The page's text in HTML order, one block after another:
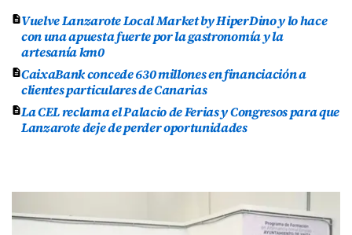
Vuelve Lanzarote Local Market by HiperDino y lo hace
con una apuesta fuerte por la gastronomía y la
artesanía km0
CaixaBank concede 630 millones en financiación a
clientes particulares de Canarias
La CEL reclama el Palacio de Ferias y Congresos para que
Lanzarote deje de perder oportunidades